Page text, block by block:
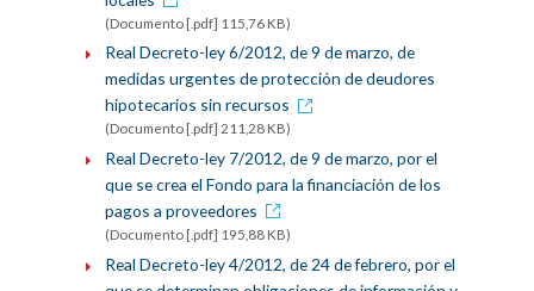
(Documento [.pdf] 115,76 KB)
Real Decreto-ley 6/2012, de 9 de marzo, de
medidas urgentes de protección de deudores
hipotecarios sin recursos
(Documento [.pdf] 211,28 KB)
Real Decreto-ley 7/2012, de 9 de marzo, por el
que se crea el Fondo para la financiación de los
pagos a proveedores
(Documento [.pdf] 195,88 KB)
Real Decreto-ley 4/2012, de 24 de febrero, por el